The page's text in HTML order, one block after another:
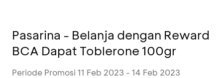
Pasarina - Belanja dengan Reward
BCA Dapat Toblerone 100gr
Periode Promosi 11 Feb 2023 - 14 Feb 2023